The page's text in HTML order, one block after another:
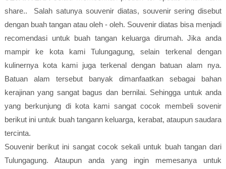
share.. Salah satunya souvenir diatas, souvenir sering disebut
dengan buah tangan atau oleh - oleh. Souvenir diatas bisa menjadi
recomendasi untuk buah tangan keluarga dirumah. Jika anda
mampir ke kota kami Tulungagung, selain terkenal dengan
kulinernya kota kami juga terkenal dengan batuan alam nya.
Batuan alam tersebut banyak dimanfaatkan sebagai bahan
kerajinan yang sangat bagus dan bernilai. Sehingga untuk anda
yang berkunjung di kota kami sangat cocok membeli sovenir
berikut ini untuk buah tangann keluarga, kerabat, ataupun saudara
tercinta.
Souvenir berikut ini sangat cocok sekali untuk buah tangan dari
Tulungagung. Ataupun anda yang ingin memesanya untuk